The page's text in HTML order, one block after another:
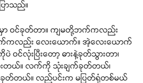
ောသည်။
ာ ဝင်ခုတ်တာ။ ကျမတို့ဘက်ကလည်း
ကလည်း လေးယောက်။ အဲ့လေးယောက်
င်လုံးပြီးတော့ ဓားနဲ့ခုတ်သွားတာ၊
တယ်။ လက်ကို သုံးချက်ခုတ်တယ်၊
တ်တယ်။ လည်ပင်းက မပြတ်ရုံတစ်မယ်